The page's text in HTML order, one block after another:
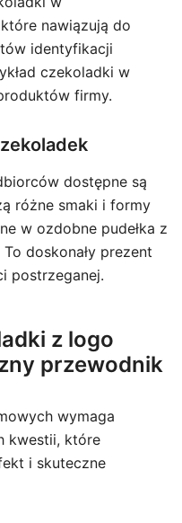
nawiązują do
identyfikacji
czekoladki w
firmy.
dostępne są
różne smaki i formy
w ozdobne pudełka z
doskonały prezent
postrzeganej.
z logo
przewodnik
wymaga
kwestii, które
i skuteczne